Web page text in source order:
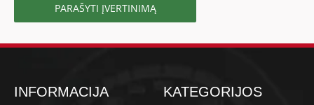
PARAŠYTI ĮVERTINIMĄ
INFORMACIJA KATEGORIJOS